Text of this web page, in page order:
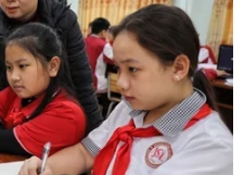
TTXVN)
gần đây giá vàng thế